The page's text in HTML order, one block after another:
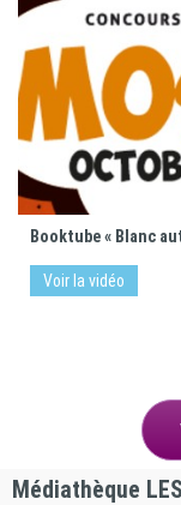
Booktube « Blanc
Voir la vidéo
Médiathèque